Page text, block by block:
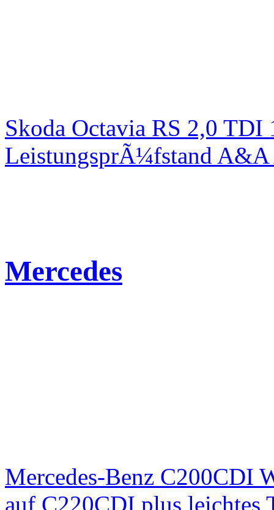
Skoda Octavia RS 2,0
LeistungsprÃ¼fstand
Mercedes
Mercedes-Benz C200CDI
auf C220CDI plus